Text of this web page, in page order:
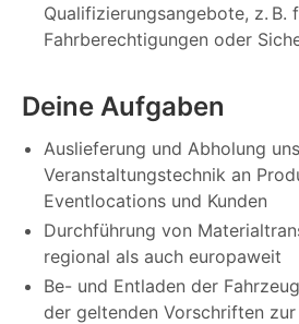
Qualifizierungsangebote, z. B.
Fahrberechtigungen oder
Deine Aufgaben
Auslieferung und Abholung
Veranstaltungstechnik an
Eventlocations und Kunden
Durchführung von
regional als auch europaweit
Be- und Entladen der
der geltenden Vorschriften